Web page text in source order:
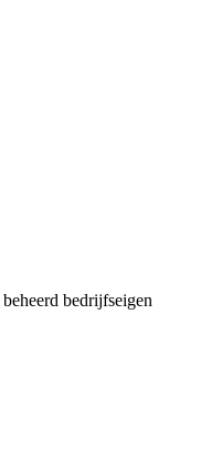
bedrijfseigen